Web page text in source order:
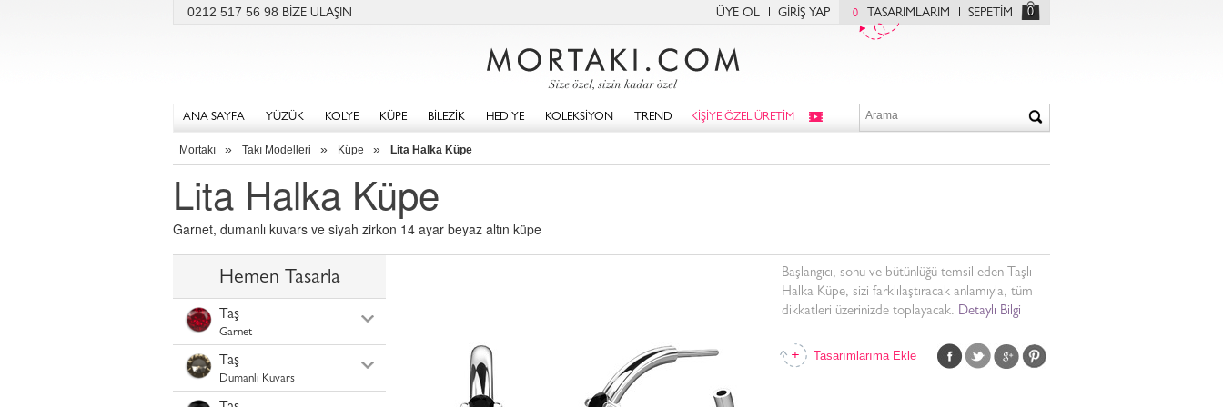
0212 517 56 98 BİZE ULAŞIN ÜYE OL GİRİŞ YAP 0 TASARIMLARIM SEPETİM 0
ANA SAYFA YÜZÜK KOLYE KÜPE BİLEZİK HEDİYE KOLEKSİYON TREND KİŞİYE ÖZEL ÜRETİM
Mortakı » Takı Modelleri » Küpe » Lita Halka Küpe
Lita Halka Küpe
Garnet, dumanlı kuvars ve siyah zirkon 14 ayar beyaz altın küpe
Hemen Tasarla
Taş
Garnet
Taş
Dumanlı Kuvars
Başlangıcı, sonu ve bütünlüğü temsil eden Taşlı
Halka Küpe, sizi farklılaştıracak anlamıyla, tüm
dikkatleri üzerinizde toplayacak. Detaylı Bilgi
Tasarımlarıma Ekle